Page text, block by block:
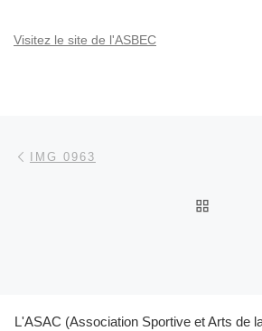
Visitez le site de l'ASBEC
Parcourir les articles
IMG 0963
L'ASAC (Association Sportive et Arts de